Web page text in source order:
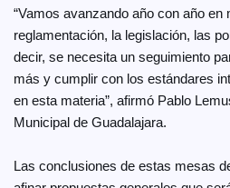
“Vamos avanzando año con año
reglamentación, la legislación, las
decir, se necesita un seguimiento
más y cumplir con los estándares
en esta materia”, afirmó Pablo
Municipal de Guadalajara.
Las conclusiones de estas mesas